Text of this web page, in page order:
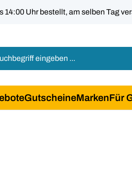
14:00 Uhr bestellt, am selben Tag
GutscheineMarkenFür